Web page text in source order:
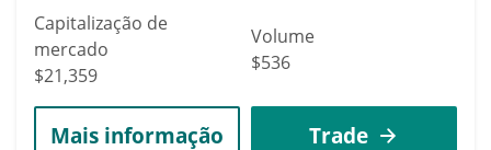
Capitalização de
mercado
$21,359
Volume
$536
Mais informação Trade